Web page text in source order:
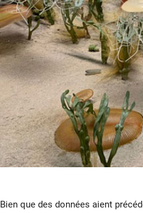
Bien que des données aient